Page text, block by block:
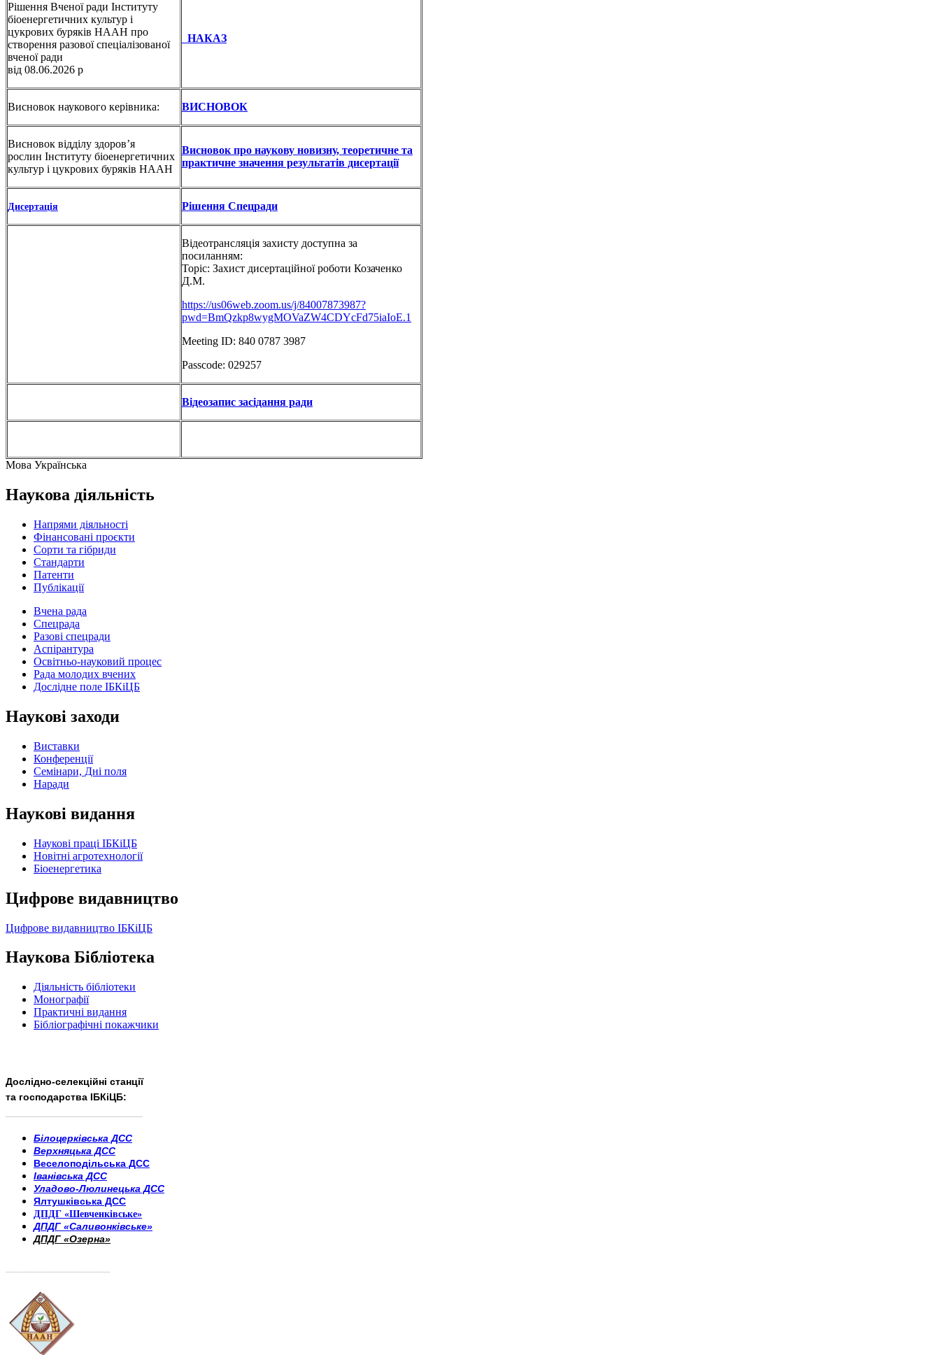
Рішення Вченої ради Інституту
біоенергетичних культур і
цукрових буряків НААН про
створення разової спеціалізованої
вченої ради
від 08.06.2026 р
НАКАЗ
Висновок наукового керівника: ВИСНОВОК
Висновок відділу здоров’я
рослин Інституту біоенергетичних
культур і цукрових буряків НААН
Висновок про наукову новизну, теоретичне та
практичне значення результатів дисертації
Дисертація Рішення Спецради
Відеотрансляція захисту доступна за
посиланням:
Topic: Захист дисертаційної роботи Козаченко
Д.М.
https://us06web.zoom.us/j/84007873987?
pwd=BmQzkp8wygMOVaZW4CDYcFd75iaIoE.1
Meeting ID: 840 0787 3987
Passcode: 029257
Відеозапис засідання ради
Мова Українська
Наукова діяльність
Напрями діяльності
Фінансовані проєкти
Сорти та гібриди
Стандарти
Патенти
Публікації
Вчена рада
Спецрада
Разові спецради
Аспірантура
Освітньо-науковий процес
Рада молодих вчених
Дослідне поле ІБКіЦБ
Наукові заходи
Виставки
Конференції
Семінари, Дні поля
Наради
Наукові видання
Наукові праці ІБКіЦБ
Новітні агротехнології
Бiоенергетика
Цифрове видавництво
Цифрове видавництво ІБКіЦБ
Наукова Бібліотека
Діяльність бібліотеки
Монографії
Практичні видання
Бібліографічні покажчики
Дослідно-селекційні станції
та господарства ІБКіЦБ:
Білоцерківська ДСС
Верхняцька ДСС
Веселоподільська ДСС
Іванівська ДСС
Уладово-Люлинецька ДСС
Ялтушківська ДСС
ДПДГ «Шевченківське»
ДПДГ «Саливонківське»
ДПДГ «Озерна»